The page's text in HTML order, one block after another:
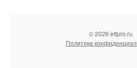
© 2026 eftpro.ru
Политика